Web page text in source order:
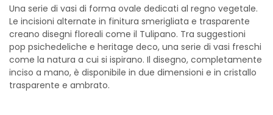
Una serie di vasi di forma ovale dedicati al regno vegetale.
Le incisioni alternate in finitura smerigliata e trasparente
creano disegni floreali come il Tulipano. Tra suggestioni
pop psichedeliche e heritage deco, una serie di vasi freschi
come la natura a cui si ispirano. Il disegno, completamente
inciso a mano, è disponibile in due dimensioni e in cristallo
trasparente e ambrato.